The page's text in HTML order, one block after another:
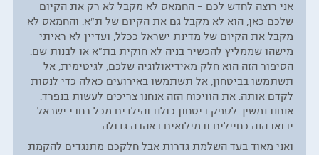
אני רוצה לחדש לכם – החמאס לא מקבל לא רק את הקיום
שלכם כאן, הוא לא מקבל גם את הקיום של ת"א. והחמאס לא
מקבל את הקיום של מדינת ישראל ככלל, ועדיין לא ראיתי
מישהו שממליץ להכשיר בניה לא חוקית בת"א או לבנות שם.
הסיפור הזה הוא חלק מאידיאולוגיה שלכם, לגיטימית, אל
תשתמשו בביטחון, אל תשתמשו באירועים כאלה כדי לנסות
לקדם אותה. את הוויכוח הזה אנחנו צריכים לעשות בנפרד.
אנחנו נמשיך לספק ביטחון כולנו והילדים מכל רחבי ישראל
יבואו הנה כחיילים ובמילואים באהבה גדולה.
ואני מאוד בעד השלמת גדרות אבל חלקכם מתנגדים להקמת